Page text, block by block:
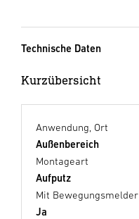
Technische Daten
Kurzübersicht
Anwendung, Ort
Außenbereich
Montageart
Aufputz
Mit Bewegungsmelder
Ja